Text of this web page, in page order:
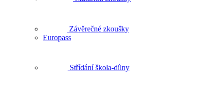
Závěrečné zkoušky
Europass
Střídání škola-dílny